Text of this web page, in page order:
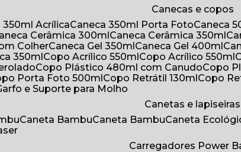
Canecas e copos
350ml Acrílica Caneca 350ml Porta Foto Caneca
Caneca Cerâmica 300ml Caneca Cerâmica 350ml
Colher
Caneca Gel 350ml Caneca Gel 400ml
350ml
Copo Acrílico 550ml Copo Acrílico 550ml
Copo Plástico 480ml com Canudo
Copo
Porta Foto 500ml Copo Retrátil 130ml
Copo
e Suporte para Molho
Canetas e lapiseiras
Caneta Bambu Caneta Bambu Caneta
Carregadores Power